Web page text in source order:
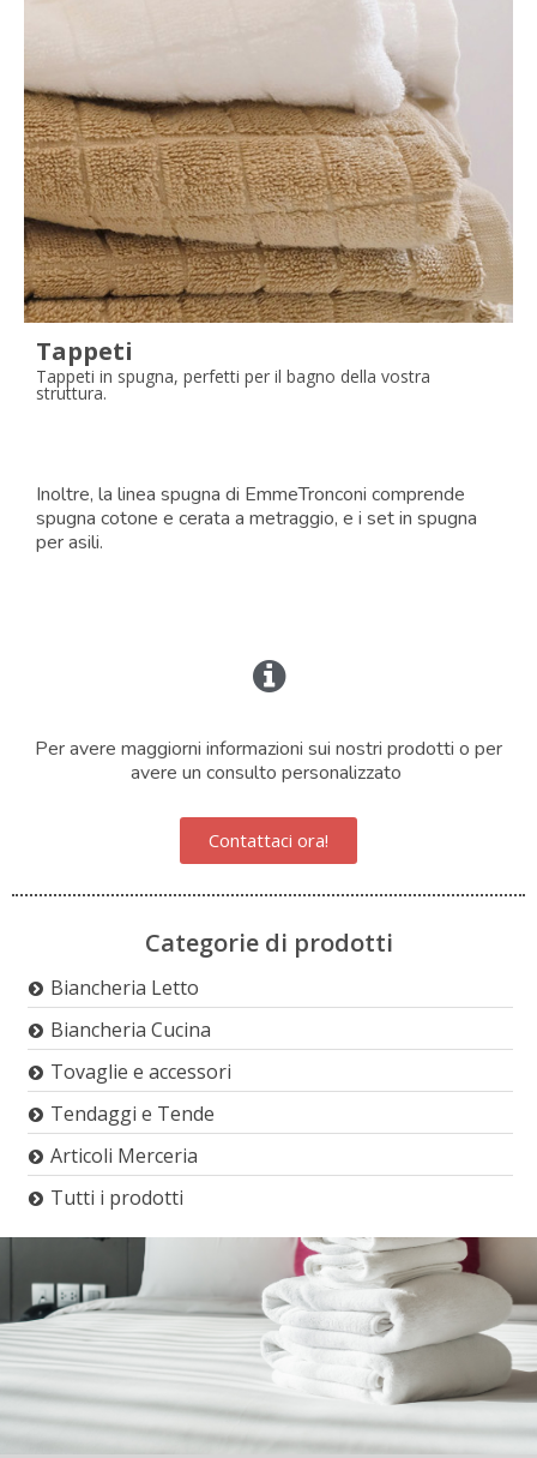
Tappeti
Tappeti in spugna, perfetti per il bagno della vostra
struttura.
Inoltre, la linea spugna di EmmeTronconi comprende
spugna cotone e cerata a metraggio, e i set in spugna
per asili.
Per avere maggiorni informazioni sui nostri prodotti o per
avere un consulto personalizzato
Contattaci ora!
Categorie di prodotti
Biancheria Letto
Biancheria Cucina
Tovaglie e accessori
Tendaggi e Tende
Articoli Merceria
Tutti i prodotti